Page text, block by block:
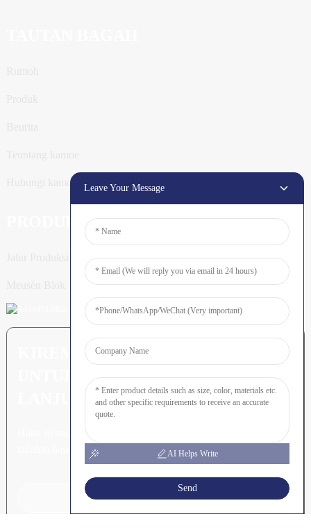
Hubungi kamoe
Jalur Produksi Tiang
KIREM PERTANYAAN: SIAP
UNTUK MEURUNOE LEUBEH
Hana nyang leubeh jroh nibak
takalon hasee akhe.
Klik Keu Tanyoeng
Leave Your Message
AI Helps Write
Send